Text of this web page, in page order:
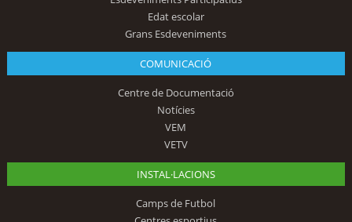
Edat escolar
Grans Esdeveniments
COMUNICACIÓ
Centre de Documentació
Notícies
VEM
VETV
INSTAL·LACIONS
Camps de Futbol